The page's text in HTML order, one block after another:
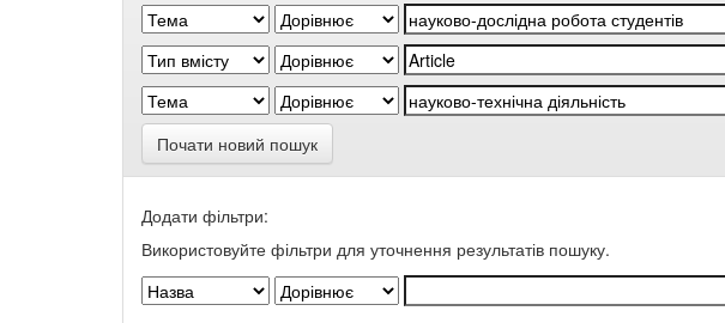
Почати новий пошук
Додати фільтри:
Використовуйте фільтри для уточнення результатів пошуку.